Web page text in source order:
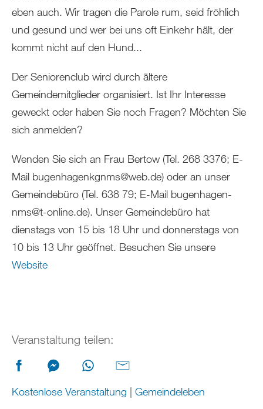
eben auch. Wir tragen die Parole rum, seid fröhlich
und gesund und wer bei uns oft Einkehr hält, der
kommt nicht auf den Hund...
Der Seniorenclub wird durch ältere
Gemeindemitglieder organisiert. Ist Ihr Interesse
geweckt oder haben Sie noch Fragen? Möchten Sie
sich anmelden?
Wenden Sie sich an Frau Bertow (Tel. 268 3376; E-
Mail bugenhagenkgnms@web.de) oder an unser
Gemeindebüro (Tel. 638 79; E-Mail bugenhagen-
nms@t-online.de). Unser Gemeindebüro hat
dienstags von 15 bis 18 Uhr und donnerstags von
10 bis 13 Uhr geöffnet. Besuchen Sie unsere
Website
Veranstaltung teilen:
Kostenlose Veranstaltung | Gemeindeleben